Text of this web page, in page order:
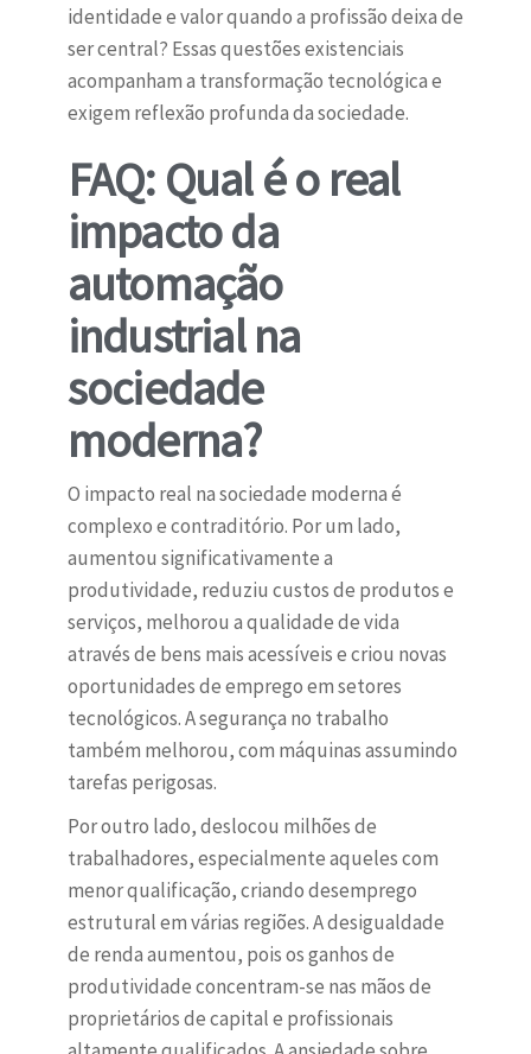
identidade e valor quando a profissão deixa de
ser central? Essas questões existenciais
acompanham a transformação tecnológica e
exigem reflexão profunda da sociedade.
FAQ: Qual é o real
impacto da
automação
industrial na
sociedade
moderna?
O impacto real na sociedade moderna é
complexo e contraditório. Por um lado,
aumentou significativamente a
produtividade, reduziu custos de produtos e
serviços, melhorou a qualidade de vida
através de bens mais acessíveis e criou novas
oportunidades de emprego em setores
tecnológicos. A segurança no trabalho
também melhorou, com máquinas assumindo
tarefas perigosas.
Por outro lado, deslocou milhões de
trabalhadores, especialmente aqueles com
menor qualificação, criando desemprego
estrutural em várias regiões. A desigualdade
de renda aumentou, pois os ganhos de
produtividade concentram-se nas mãos de
proprietários de capital e profissionais